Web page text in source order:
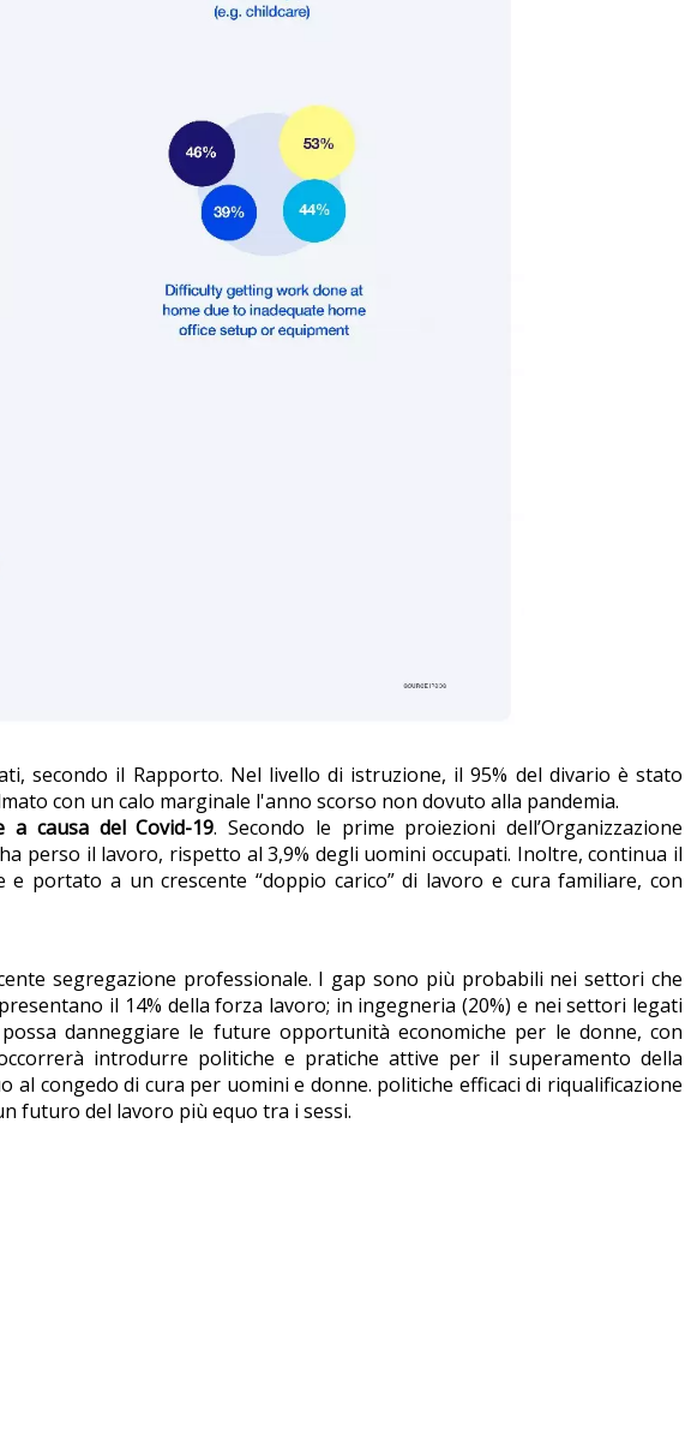
secondo il Rapporto. Nel livello di istruzione, il 95% del divario è stato
con un calo marginale l'anno scorso non dovuto alla pandemia.
causa del Covid-19. Secondo le prime proiezioni dell’Organizzazione
perso il lavoro, rispetto al 3,9% degli uomini occupati. Inoltre, continua il
portato a un crescente “doppio carico” di lavoro e cura familiare, con
segregazione professionale. I gap sono più probabili nei settori che
il 14% della forza lavoro; in ingegneria (20%) e nei settori legati
danneggiare le future opportunità economiche per le donne, con
introdurre politiche e pratiche attive per il superamento della
congedo di cura per uomini e donne. politiche efficaci di riqualificazione
futuro del lavoro più equo tra i sessi.